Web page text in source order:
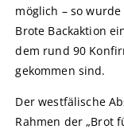
möglich – so
Brote Backaktion
dem rund 90
gekommen sind.
Der westfälische
Rahmen der „Brot